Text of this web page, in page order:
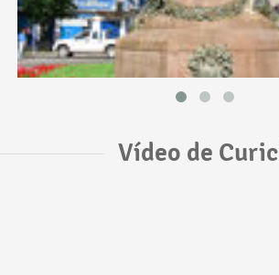
Vídeo de